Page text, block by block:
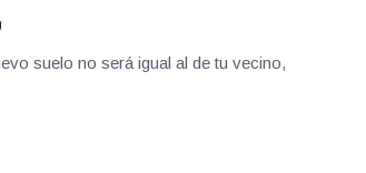
suelo no será igual al de tu vecino,